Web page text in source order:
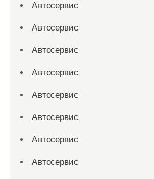
Автосервис
Автосервис
Автосервис
Автосервис
Автосервис
Автосервис
Автосервис
Автосервис